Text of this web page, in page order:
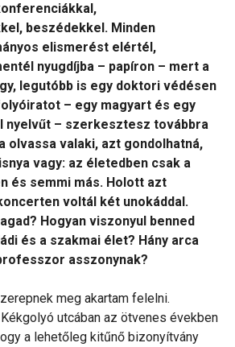
beszédekkel. Minden
elismerést elértél,
nyugdíjba – papíron – mert a
legutóbb is egy doktori védésen
– egy magyart és egy
nyelvűt – szerkesztesz továbbra
olvassa valaki, azt gondolhatná,
vagy: az életedben csak a
és semmi más. Holott azt
voltál két unokáddal.
Hogyan viszonyul benned
és a szakmai élet? Hány arca
asszonynak?
meg akartam felelni.
utcában az ötvenes években
a lehetőleg kitűnő bizonyítvány